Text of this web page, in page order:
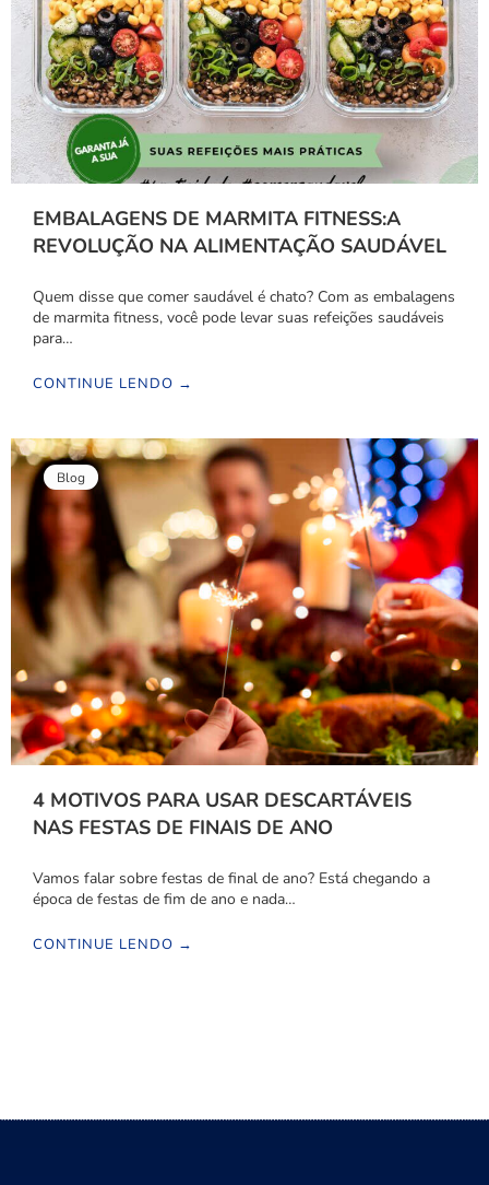
EMBALAGENS DE MARMITA FITNESS:A
REVOLUÇÃO NA ALIMENTAÇÃO SAUDÁVEL
Quem disse que comer saudável é chato? Com as embalagens
de marmita fitness, você pode levar suas refeições saudáveis
para…
CONTINUE LENDO →
Blog
4 MOTIVOS PARA USAR DESCARTÁVEIS
NAS FESTAS DE FINAIS DE ANO
Vamos falar sobre festas de final de ano? Está chegando a
época de festas de fim de ano e nada…
CONTINUE LENDO →